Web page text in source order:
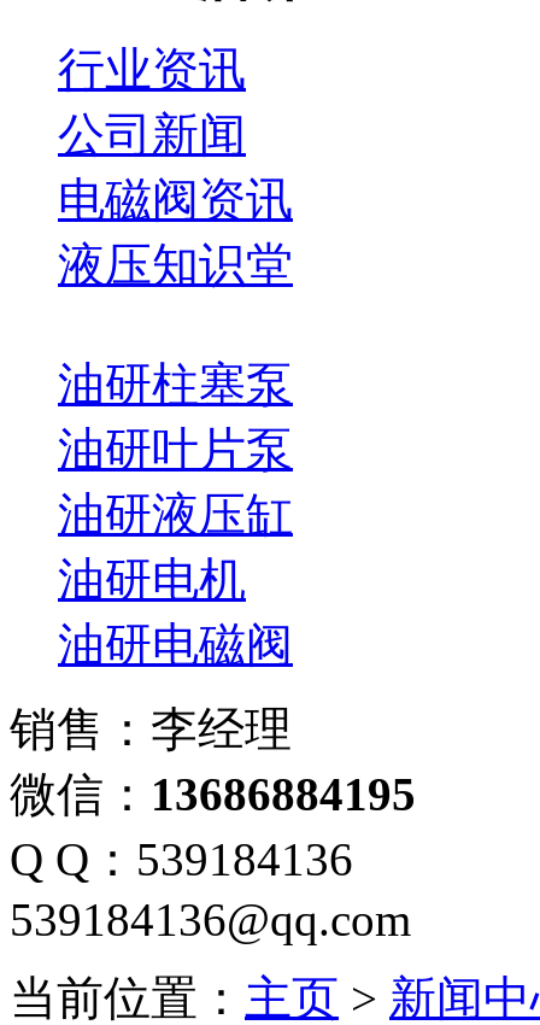
行业资讯
公司新闻
电磁阀资讯
液压知识堂
油研柱塞泵
油研叶片泵
油研液压缸
油研电机
油研电磁阀
销售：李经理
微信： 13686884195
Q Q：539184136
539184136@qq.com
当前位置： 主页 > 新闻